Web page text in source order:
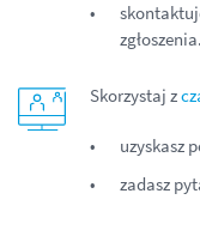
zgłoszenia.
Skorzystaj z
uzyskasz
zadasz